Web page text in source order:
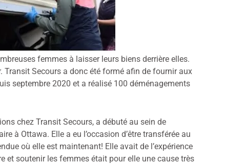
femmes à laisser leurs biens derrière elles.
Transit Secours a donc été formé afin de fournir aux
septembre 2020 et a réalisé 100 déménagements
chez Transit Secours, a débuté au sein de
à Ottawa. Elle a eu l’occasion d’être transférée au
où elle est maintenant! Elle avait de l’expérience
et soutenir les femmes était pour elle une cause très